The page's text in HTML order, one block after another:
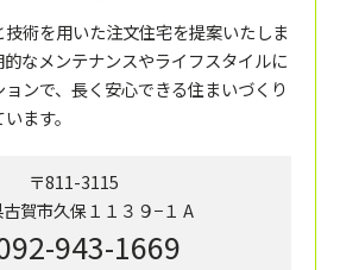
術を用いた注文住宅を提案いたしま
なメンテナンスやライフスタイルに
ンで、長く安心できる住まいづくり
ます。
〒811-3115
賀市久保１１３９−１ A
943-1669